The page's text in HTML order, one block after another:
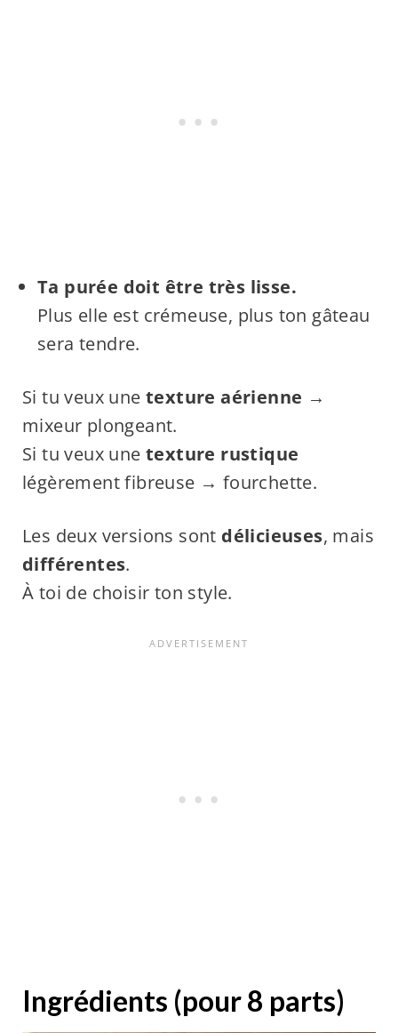
Ta purée doit être très lisse.
Plus elle est crémeuse, plus ton gâteau
sera tendre.
Si tu veux une texture aérienne →
mixeur plongeant.
Si tu veux une texture rustique
légèrement fibreuse → fourchette.
Les deux versions sont délicieuses, mais
différentes.
À toi de choisir ton style.
Ingrédients (pour 8 parts)